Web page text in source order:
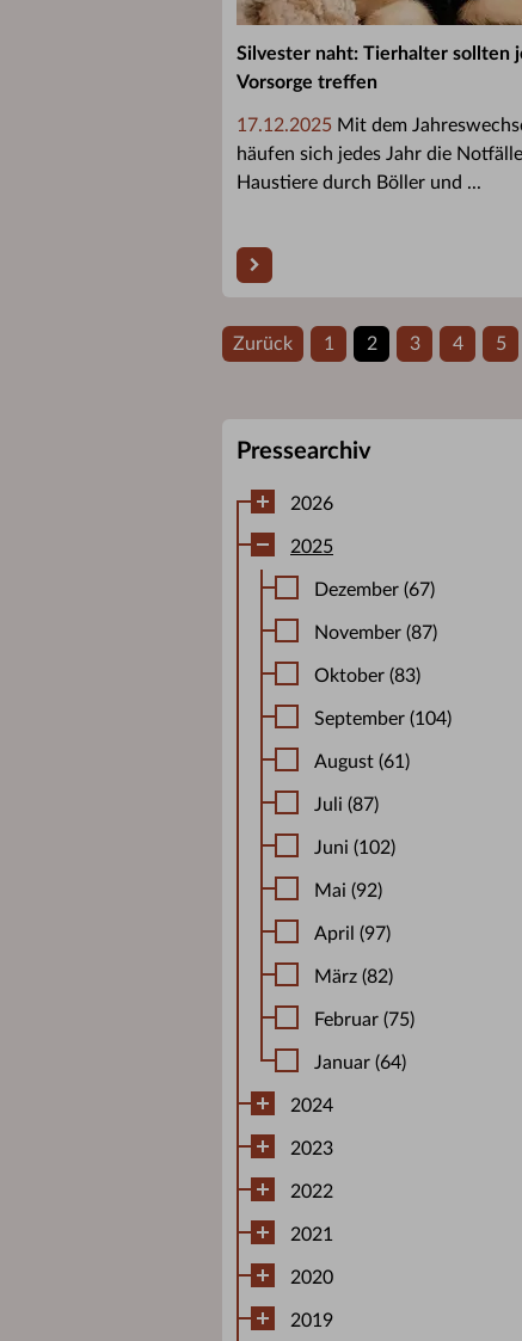
Silvester naht: Tierhalter sollten
Vorsorge treffen
17.12.2025 Mit dem
häufen sich jedes Jahr die
Haustiere durch Böller und ...
Zurück 1 2 3 4 5
Pressearchiv
2026
2025
Dezember (67)
November (87)
Oktober (83)
September (104)
August (61)
Juli (87)
Juni (102)
Mai (92)
April (97)
März (82)
Februar (75)
Januar (64)
2024
2023
2022
2021
2020
2019